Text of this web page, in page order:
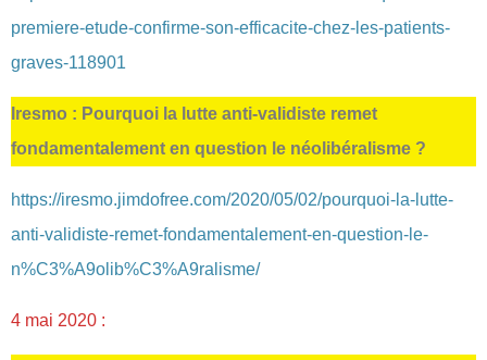
premiere-etude-confirme-son-efficacite-chez-les-patients-
graves-118901
Iresmo : Pourquoi la lutte anti-validiste remet
fondamentalement en question le néolibéralisme ?
https://iresmo.jimdofree.com/2020/05/02/pourquoi-la-lutte-
anti-validiste-remet-fondamentalement-en-question-le-
n%C3%A9olib%C3%A9ralisme/
4 mai 2020 :